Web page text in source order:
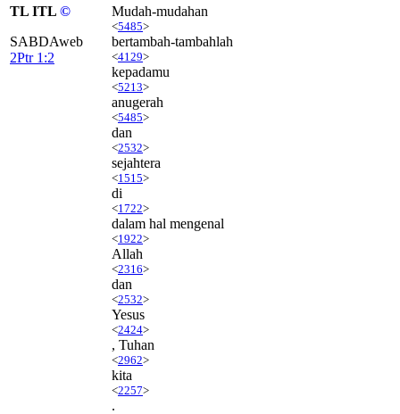
TL ITL ©
SABDAweb
2Ptr 1:2
Mudah-mudahan
<5485>
bertambah-tambahlah
<4129>
kepadamu
<5213>
anugerah
<5485>
dan
<2532>
sejahtera
<1515>
di
<1722>
dalam hal mengenal
<1922>
Allah
<2316>
dan
<2532>
Yesus
<2424>
, Tuhan
<2962>
kita
<2257>
.